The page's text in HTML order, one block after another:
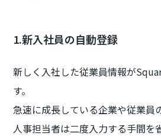
1.新入社員の自動登録
新しく入社した従業員情報が
す。
急速に成長している企業や従業員
人事担当者は二度入力する手間